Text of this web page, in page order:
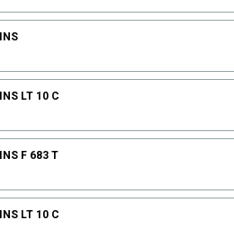
LT 10 C
F 683 T
LT 10 C